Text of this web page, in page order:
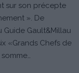
sur son précepte
». De
Guide Gault&Millau
«Grands Chefs de